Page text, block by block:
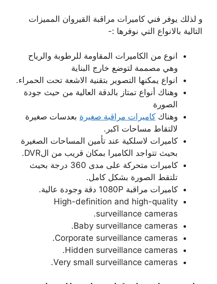
و لذلك يوفر فني كاميرات مراقبة القيروان المميزات
التالية بالانواع التي نوفرها :-
انوع من الكاميرات المقاومة للرطوبة والرياح
وهي مصممة لتوضع خارج البناية
انواع يمكنها التصوير بتقنية الاشعة تحت الحمراء.
وهناك أنواع تمتاز بالدقة العالية من حيث جودة
الصورة
وهناك كاميرات مراقبة صغيرة بعدسات صغيرة
لالتقاط مساحات اكبر.
كاميرات لاسلكية عند تأمين المساحات الصغيرة
بحيث تتواجد الكاميرا بمكان قريب من الDVR.
كاميرات متحركة على مدى 360 درجة بحيث
تلتقط الصورة بشكل كامل.
كاميرات مراقبة 1080P دقة وجودة عالية.
High-definition and high-quality
surveillance cameras.
Baby surveillance cameras.
Corporate surveillance cameras.
Hidden surveillance cameras.
Very small surveillance cameras.